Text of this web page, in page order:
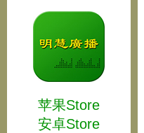
苹果Store
安卓Store